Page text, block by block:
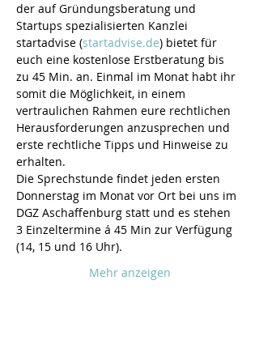
der auf Gründungsberatung und
Startups spezialisierten Kanzlei
startadvise (startadvise.de) bietet für
euch eine kostenlose Erstberatung bis
zu 45 Min. an. Einmal im Monat habt ihr
somit die Möglichkeit, in einem
vertraulichen Rahmen eure rechtlichen
Herausforderungen anzusprechen und
erste rechtliche Tipps und Hinweise zu
erhalten.
Die Sprechstunde findet jeden ersten
Donnerstag im Monat vor Ort bei uns im
DGZ Aschaffenburg statt und es stehen
3 Einzeltermine á 45 Min zur Verfügung
(14, 15 und 16 Uhr).
Mehr anzeigen